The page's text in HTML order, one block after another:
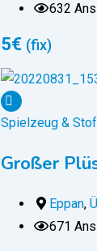
632
5€ (fix)
Spielzeug &
Großer
Eppan,
671